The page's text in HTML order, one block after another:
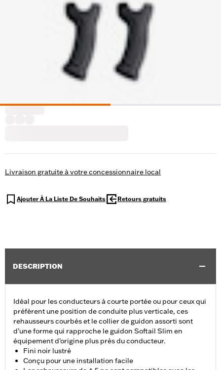
Livraison gratuite à votre concessionnaire local
Ajouter À La Liste De Souhaits Retours gratuits
DESCRIPTION
Idéal pour les conducteurs à courte portée ou pour ceux qui
préfèrent une position de conduite plus verticale, ces
rehausseurs courbés et le collier de guidon assorti sont
d’une forme qui rapproche le guidon Softail Slim en
équipement d’origine plus près du conducteur.
Fini noir lustré
Conçu pour une installation facile